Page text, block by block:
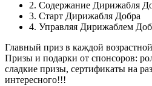
2. Содержание Дирижабля
3. Старт Дирижабля Добра
4. Управляя Дирижаблем
Главный приз в каждой
Призы и подарки от спонсоров:
сладкие призы, сертификаты на
интересного!!!